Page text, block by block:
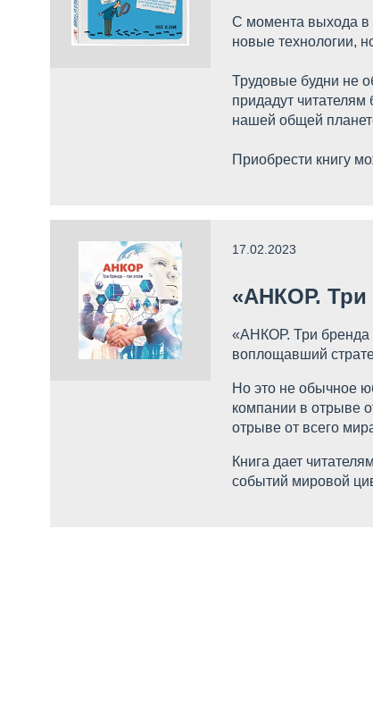
С момента выхода в
новые технологии,
Трудовые будни не
придадут
нашей общей
Приобрести книгу
17.02.2023
«АНКОР. Три
«АНКОР. Три бренда
воплощавший
Но это не обычное
компании в отрыве
отрыве от всего
Книга дает
событий мировой